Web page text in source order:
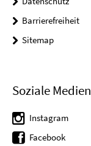
Barrierefreiheit
Sitemap
Soziale Medien
Instagram
Facebook